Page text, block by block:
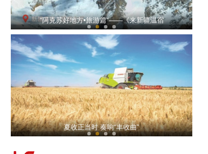
“阿克苏好地方•旅游篇”——《来新疆温宿
航拍新疆喀拉峻大草原夏日美景
夏收正当时 奏响“丰收曲”